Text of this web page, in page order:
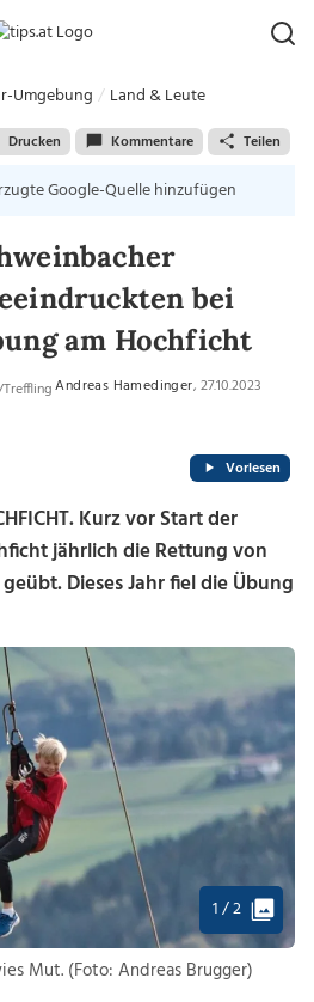
Umgebung Land & Leute
Drucken Kommentare Teilen
Google-Quelle hinzufügen
bei
am Hochficht
Andreas Hamedinger, 27.10.2023
Vorlesen
Kurz vor Start der
jährlich die Rettung von
Dieses Jahr fiel die Übung
1 / 2
Mut. (Foto: Andreas Brugger)